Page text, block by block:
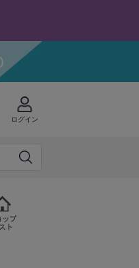
ログイン